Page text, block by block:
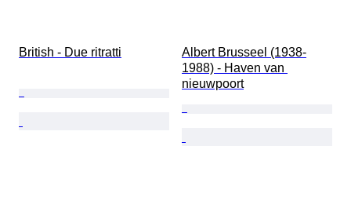
British - Due ritratti
Albert Brusseel (1938-
1988) - Haven van
nieuwpoort